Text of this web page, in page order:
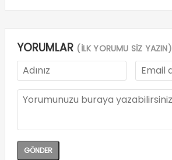
YORUMLAR (İLK YORUMU SİZ YAZIN)